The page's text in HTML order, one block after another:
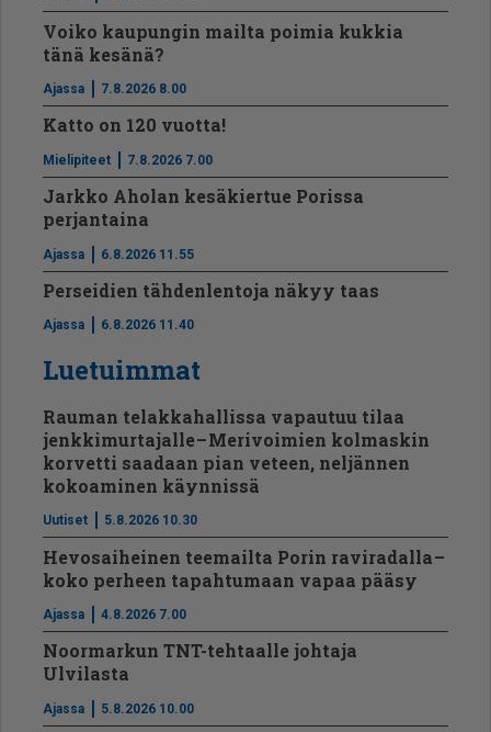
Voiko kaupungin mailta poimia kukkia
tänä kesänä?
Ajassa 7.8.2026 8.00
Katto on 120 vuotta!
Mielipiteet 7.8.2026 7.00
Jarkko Aholan kesäkiertue Porissa
perjantaina
Ajassa 6.8.2026 11.55
Perseidien tähdenlentoja näkyy taas
Ajassa 6.8.2026 11.40
Luetuimmat
Rauman telakkahallissa vapautuu tilaa
jenkkimurtajalle – Merivoimien kolmaskin
korvetti saadaan pian veteen, neljännen
kokoaminen käynnissä
Uutiset 5.8.2026 10.30
Hevosaiheinen teemailta Porin raviradalla –
koko perheen tapahtumaan vapaa pääsy
Ajassa 4.8.2026 7.00
Noormarkun TNT-tehtaalle johtaja
Ulvilasta
Ajassa 5.8.2026 10.00